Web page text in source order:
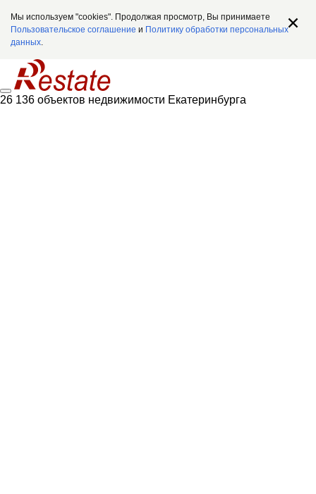
Мы используем "cookies". Продолжая просмотр, Вы принимаете
Пользовательское соглашение и Политику обработки персональных
данных.
26 136 объектов недвижимости Екатеринбурга